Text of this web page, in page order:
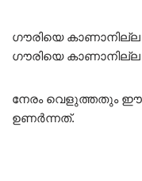
ഗൗരിയെ
ഗൗരിയെ കാണാനില്ല
നേരം വെളുത്തതും ഈ
ഉണർന്നത്.